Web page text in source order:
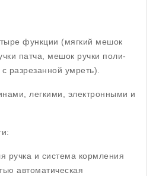
функции (мягкий мешок
патча, мешок ручки поли-
разрезанной умреть).
легкими, электронными и
ручка и система кормления
автоматическая